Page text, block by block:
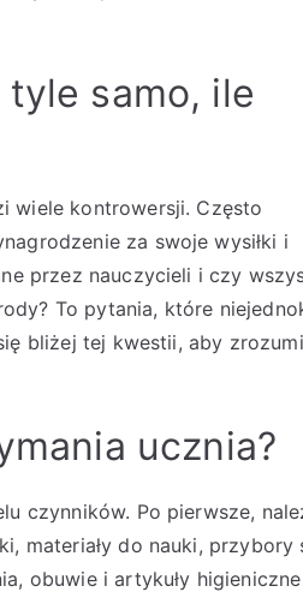
samo, ile
wiele kontrowersji. Często
za swoje wysiłki i
przez nauczycieli i czy
To pytania, które
bliżej tej kwestii, aby
ucznia?
czynników. Po pierwsze,
materiały do nauki, przybory
obuwie i artykuły